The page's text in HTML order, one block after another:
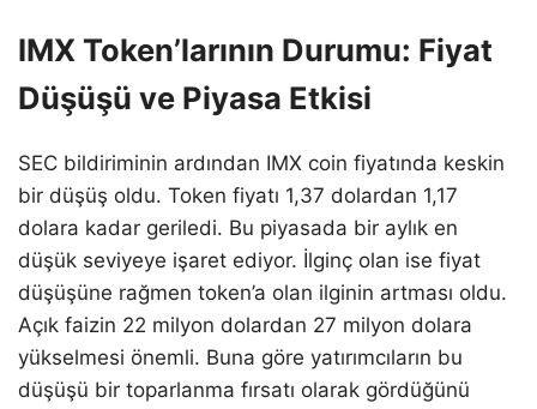
IMX Token’larının Durumu: Fiyat
Düşüşü ve Piyasa Etkisi
SEC bildiriminin ardından IMX coin fiyatında keskin
bir düşüş oldu. Token fiyatı 1,37 dolardan 1,17
dolara kadar geriledi. Bu piyasada bir aylık en
düşük seviyeye işaret ediyor. İlginç olan ise fiyat
düşüşüne rağmen token’a olan ilginin artması oldu.
Açık faizin 22 milyon dolardan 27 milyon dolara
yükselmesi önemli. Buna göre yatırımcıların bu
düşüşü bir toparlanma fırsatı olarak gördüğünü